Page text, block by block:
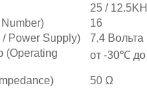
25 /
16
Power Supply)
7,4 Вольта
(Operating
от -30℃
50 Ω